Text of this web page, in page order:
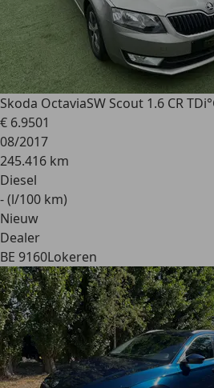
Skoda OctaviaSW Scout 1.6 CR
€ 6.9501
08/2017
245.416 km
Diesel
- (l/100 km)
Nieuw
Dealer
BE 9160Lokeren